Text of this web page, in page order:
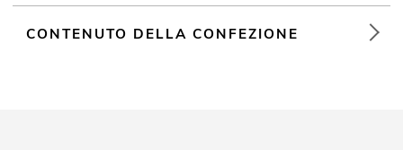
CONTENUTO DELLA CONFEZIONE